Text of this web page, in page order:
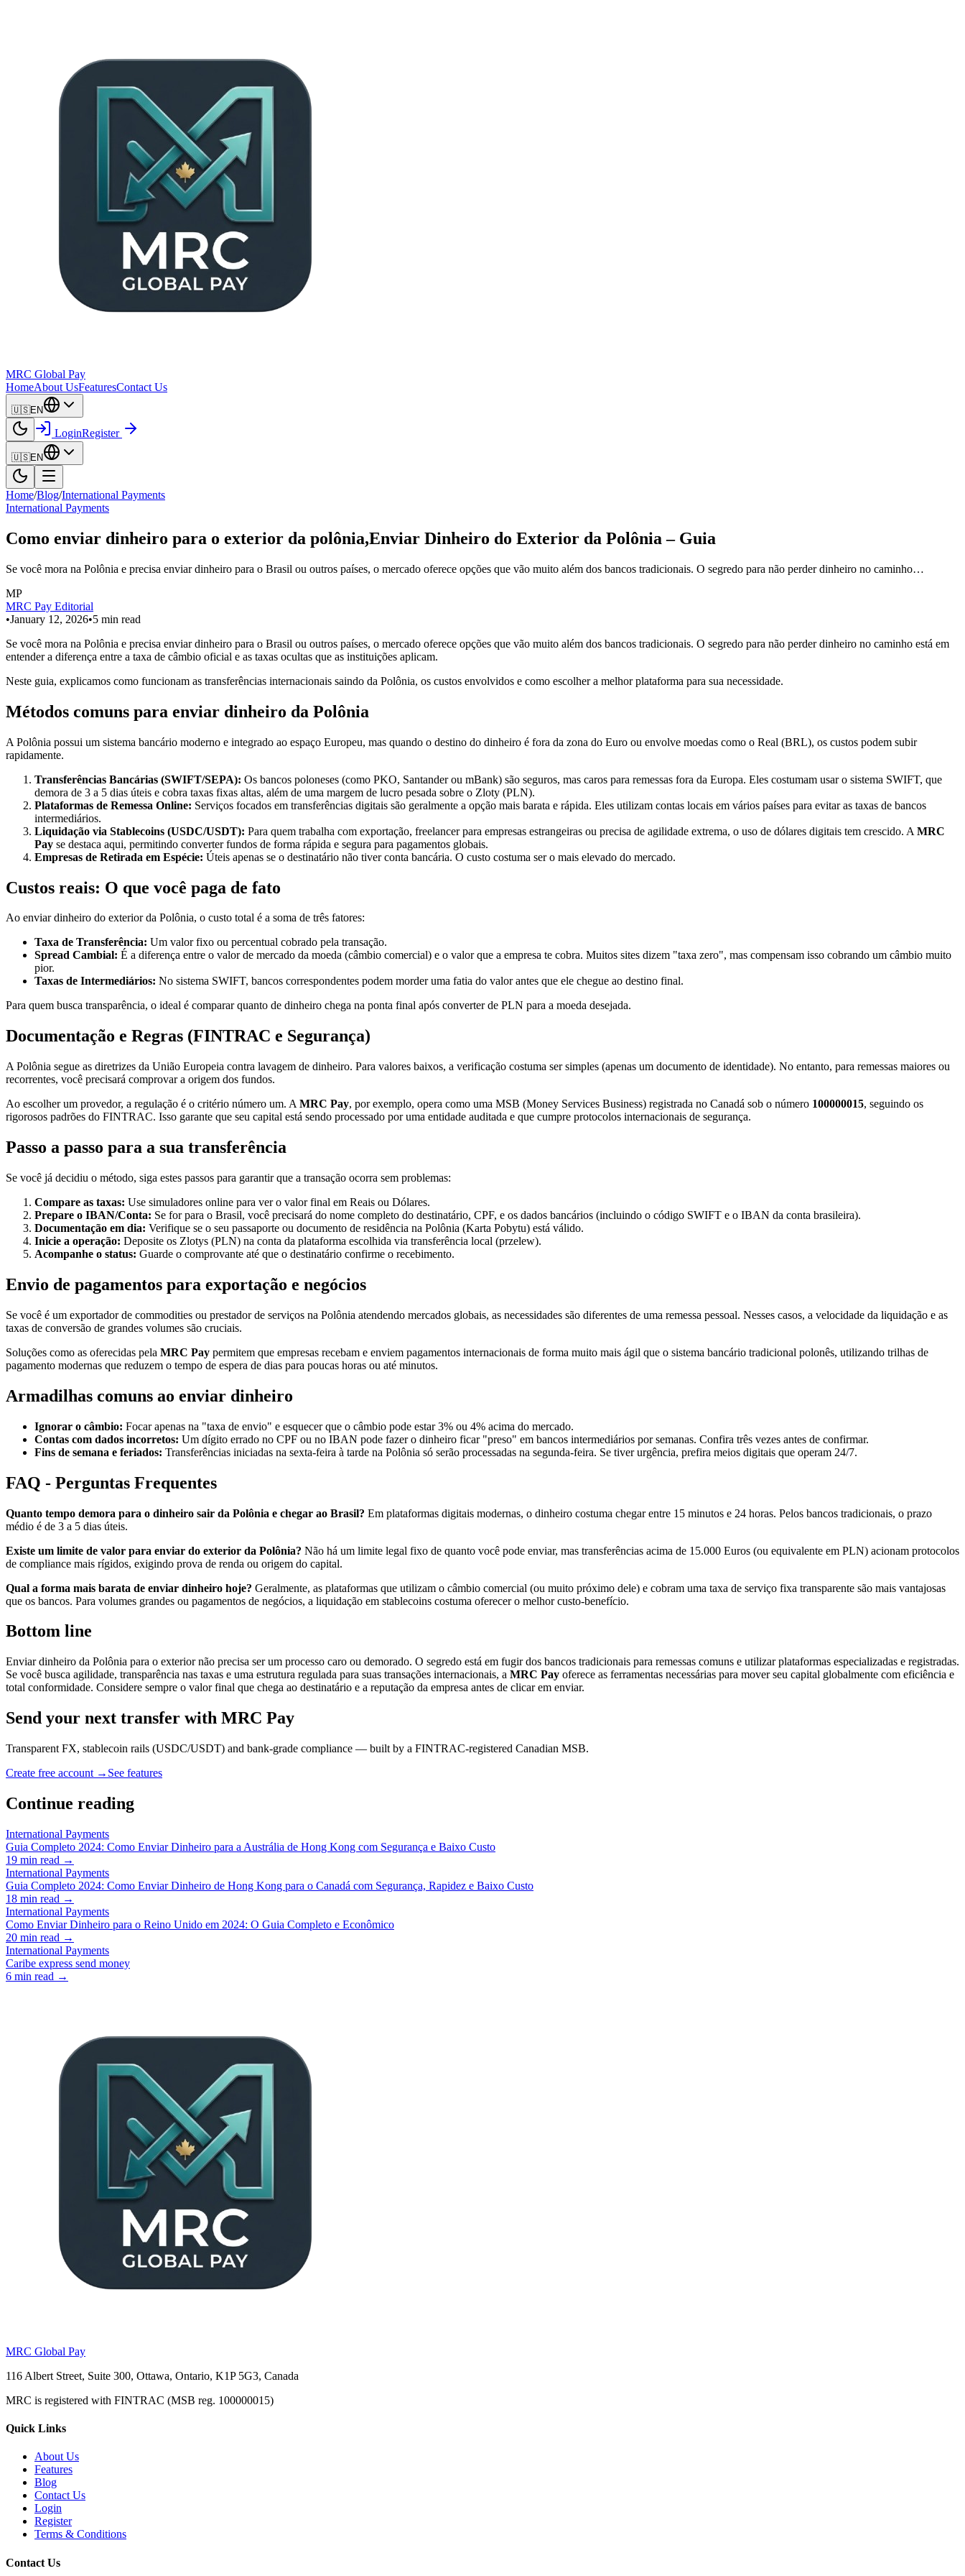
MRC Global Pay
HomeAbout UsFeaturesContact Us
🇺🇸EN
LoginRegister
🇺🇸EN
Home/Blog/International Payments
International Payments
Como enviar dinheiro para o exterior da polônia,Enviar Dinheiro do Exterior da Polônia – Guia
Se você mora na Polônia e precisa enviar dinheiro para o Brasil ou outros países, o mercado oferece opções que vão muito além dos bancos tradicionais. O segredo para não perder dinheiro no caminho…
MP
MRC Pay Editorial
•January 12, 2026•5 min read
Se você mora na Polônia e precisa enviar dinheiro para o Brasil ou outros países, o mercado oferece opções que vão muito além dos bancos tradicionais. O segredo para não perder dinheiro no caminho está em
entender a diferença entre a taxa de câmbio oficial e as taxas ocultas que as instituições aplicam.
Neste guia, explicamos como funcionam as transferências internacionais saindo da Polônia, os custos envolvidos e como escolher a melhor plataforma para sua necessidade.
Métodos comuns para enviar dinheiro da Polônia
A Polônia possui um sistema bancário moderno e integrado ao espaço Europeu, mas quando o destino do dinheiro é fora da zona do Euro ou envolve moedas como o Real (BRL), os custos podem subir
rapidamente.
Transferências Bancárias (SWIFT/SEPA): Os bancos poloneses (como PKO, Santander ou mBank) são seguros, mas caros para remessas fora da Europa. Eles costumam usar o sistema SWIFT, que
demora de 3 a 5 dias úteis e cobra taxas fixas altas, além de uma margem de lucro pesada sobre o Zloty (PLN).
Plataformas de Remessa Online: Serviços focados em transferências digitais são geralmente a opção mais barata e rápida. Eles utilizam contas locais em vários países para evitar as taxas de bancos
intermediários.
Liquidação via Stablecoins (USDC/USDT): Para quem trabalha com exportação, freelancer para empresas estrangeiras ou precisa de agilidade extrema, o uso de dólares digitais tem crescido. A MRC
Pay se destaca aqui, permitindo converter fundos de forma rápida e segura para pagamentos globais.
Empresas de Retirada em Espécie: Úteis apenas se o destinatário não tiver conta bancária. O custo costuma ser o mais elevado do mercado.
Custos reais: O que você paga de fato
Ao enviar dinheiro do exterior da Polônia, o custo total é a soma de três fatores:
Taxa de Transferência: Um valor fixo ou percentual cobrado pela transação.
Spread Cambial: É a diferença entre o valor de mercado da moeda (câmbio comercial) e o valor que a empresa te cobra. Muitos sites dizem "taxa zero", mas compensam isso cobrando um câmbio muito
pior.
Taxas de Intermediários: No sistema SWIFT, bancos correspondentes podem morder uma fatia do valor antes que ele chegue ao destino final.
Para quem busca transparência, o ideal é comparar quanto de dinheiro chega na ponta final após converter de PLN para a moeda desejada.
Documentação e Regras (FINTRAC e Segurança)
A Polônia segue as diretrizes da União Europeia contra lavagem de dinheiro. Para valores baixos, a verificação costuma ser simples (apenas um documento de identidade). No entanto, para remessas maiores ou
recorrentes, você precisará comprovar a origem dos fundos.
Ao escolher um provedor, a regulação é o critério número um. A MRC Pay, por exemplo, opera como uma MSB (Money Services Business) registrada no Canadá sob o número 100000015, seguindo os
rigorosos padrões do FINTRAC. Isso garante que seu capital está sendo processado por uma entidade auditada e que cumpre protocolos internacionais de segurança.
Passo a passo para a sua transferência
Se você já decidiu o método, siga estes passos para garantir que a transação ocorra sem problemas:
Compare as taxas: Use simuladores online para ver o valor final em Reais ou Dólares.
Prepare o IBAN/Conta: Se for para o Brasil, você precisará do nome completo do destinatário, CPF, e os dados bancários (incluindo o código SWIFT e o IBAN da conta brasileira).
Documentação em dia: Verifique se o seu passaporte ou documento de residência na Polônia (Karta Pobytu) está válido.
Inicie a operação: Deposite os Zlotys (PLN) na conta da plataforma escolhida via transferência local (przelew).
Acompanhe o status: Guarde o comprovante até que o destinatário confirme o recebimento.
Envio de pagamentos para exportação e negócios
Se você é um exportador de commodities ou prestador de serviços na Polônia atendendo mercados globais, as necessidades são diferentes de uma remessa pessoal. Nesses casos, a velocidade da liquidação e as
taxas de conversão de grandes volumes são cruciais.
Soluções como as oferecidas pela MRC Pay permitem que empresas recebam e enviem pagamentos internacionais de forma muito mais ágil que o sistema bancário tradicional polonês, utilizando trilhas de
pagamento modernas que reduzem o tempo de espera de dias para poucas horas ou até minutos.
Armadilhas comuns ao enviar dinheiro
Ignorar o câmbio: Focar apenas na "taxa de envio" e esquecer que o câmbio pode estar 3% ou 4% acima do mercado.
Contas com dados incorretos: Um dígito errado no CPF ou no IBAN pode fazer o dinheiro ficar "preso" em bancos intermediários por semanas. Confira três vezes antes de confirmar.
Fins de semana e feriados: Transferências iniciadas na sexta-feira à tarde na Polônia só serão processadas na segunda-feira. Se tiver urgência, prefira meios digitais que operam 24/7.
FAQ - Perguntas Frequentes
Quanto tempo demora para o dinheiro sair da Polônia e chegar ao Brasil? Em plataformas digitais modernas, o dinheiro costuma chegar entre 15 minutos e 24 horas. Pelos bancos tradicionais, o prazo
médio é de 3 a 5 dias úteis.
Existe um limite de valor para enviar do exterior da Polônia? Não há um limite legal fixo de quanto você pode enviar, mas transferências acima de 15.000 Euros (ou equivalente em PLN) acionam protocolos
de compliance mais rígidos, exigindo prova de renda ou origem do capital.
Qual a forma mais barata de enviar dinheiro hoje? Geralmente, as plataformas que utilizam o câmbio comercial (ou muito próximo dele) e cobram uma taxa de serviço fixa transparente são mais vantajosas
que os bancos. Para volumes grandes ou pagamentos de negócios, a liquidação em stablecoins costuma oferecer o melhor custo-benefício.
Bottom line
Enviar dinheiro da Polônia para o exterior não precisa ser um processo caro ou demorado. O segredo está em fugir dos bancos tradicionais para remessas comuns e utilizar plataformas especializadas e registradas.
Se você busca agilidade, transparência nas taxas e uma estrutura regulada para suas transações internacionais, a MRC Pay oferece as ferramentas necessárias para mover seu capital globalmente com eficiência e
total conformidade. Considere sempre o valor final que chega ao destinatário e a reputação da empresa antes de clicar em enviar.
Send your next transfer with MRC Pay
Transparent FX, stablecoin rails (USDC/USDT) and bank-grade compliance — built by a FINTRAC-registered Canadian MSB.
Create free account → See features
Continue reading
International Payments
Guia Completo 2024: Como Enviar Dinheiro para a Austrália de Hong Kong com Segurança e Baixo Custo
19 min read →
International Payments
Guia Completo 2024: Como Enviar Dinheiro de Hong Kong para o Canadá com Segurança, Rapidez e Baixo Custo
18 min read →
International Payments
Como Enviar Dinheiro para o Reino Unido em 2024: O Guia Completo e Econômico
20 min read →
International Payments
Caribe express send money
6 min read →
MRC Global Pay
116 Albert Street, Suite 300, Ottawa, Ontario, K1P 5G3, Canada
MRC is registered with FINTRAC (MSB reg. 100000015)
Quick Links
About Us
Features
Blog
Contact Us
Login
Register
Terms & Conditions
Contact Us